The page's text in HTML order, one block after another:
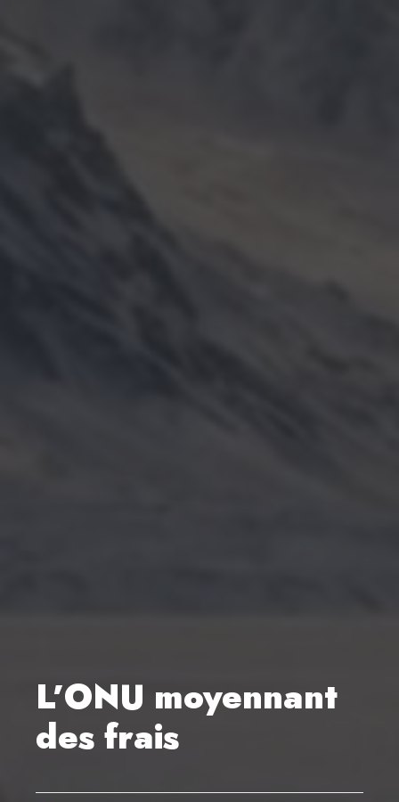
L’ONU moyennant
des frais